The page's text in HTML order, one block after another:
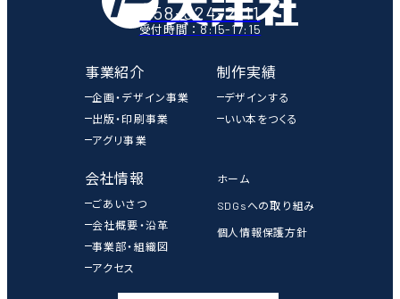
058-324-2111
受付時間：8:15-17:15
事業紹介
企画・デザイン事業
出版・印刷事業
アグリ事業
制作実績
デザインする
いい本をつくる
会社情報
ごあいさつ
会社概要・沿革
事業部・組織図
アクセス
ホーム
SDGsへの取り組み
個人情報保護方針